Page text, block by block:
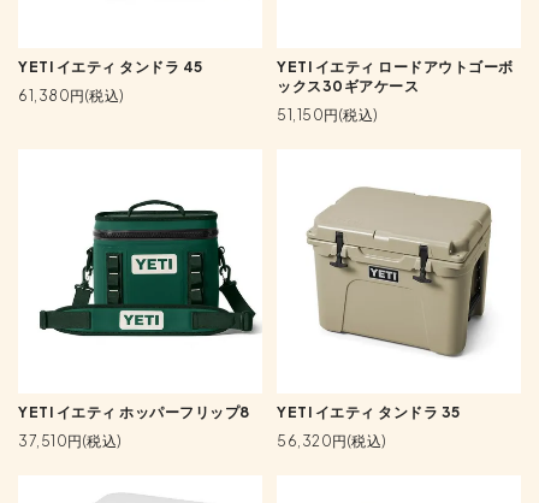
YETI イエティ タンドラ 45
61,380円(税込)
YETI イエティ ロードアウトゴーボ
ックス30ギアケース
51,150円(税込)
YETI イエティ ホッパーフリップ8
37,510円(税込)
YETI イエティ タンドラ 35
56,320円(税込)